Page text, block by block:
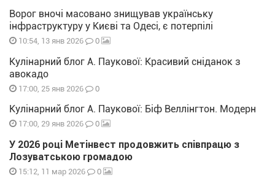
Ворог вночі масовано знищував українську
інфраструктуру у Києві та Одесі, є потерпілі
10:54, 13 янв 2026 0
Кулінарний блог А. Паукової: Красивий сніданок з
авокадо
17:00, 25 янв 2026 0
Кулінарний блог А. Паукової: Біф Веллінгтон. Модерн
17:00, 29 янв 2026 0
У 2026 році Метінвест продовжить співпрацю з
Лозуватською громадою
15:12, 11 мар 2026 0